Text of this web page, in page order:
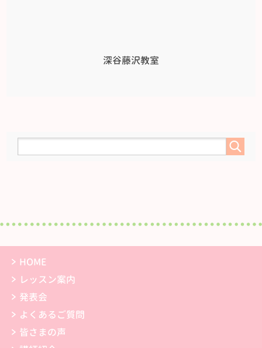
深谷藤沢教室
HOME
レッスン案内
発表会
よくあるご質問
皆さまの声